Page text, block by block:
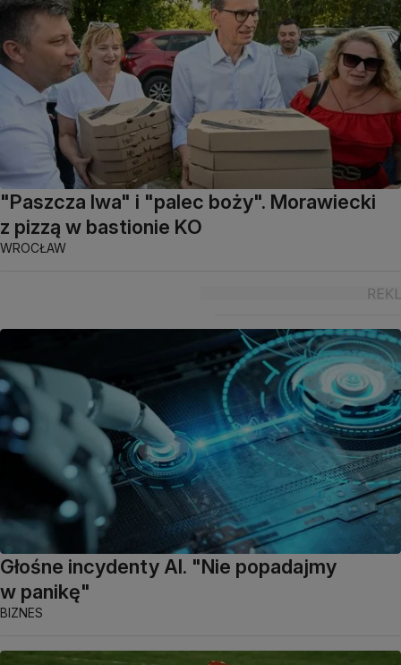
"Paszcza lwa" i "palec boży". Morawiecki
z pizzą w bastionie KO
WROCŁAW
Głośne incydenty AI. "Nie popadajmy
w panikę"
BIZNES